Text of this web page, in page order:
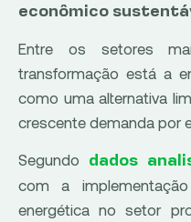
econômico
Entre os setores
transformação está a
como uma alternativa
crescente demanda por
Segundo dados
com a
energética no setor